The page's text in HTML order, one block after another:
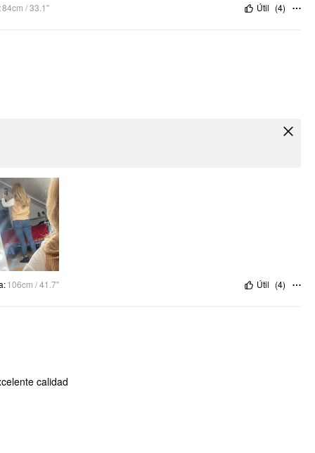
:84cm / 33.1" Útil (4)
:106cm / 41.7" Útil (4)
calidad